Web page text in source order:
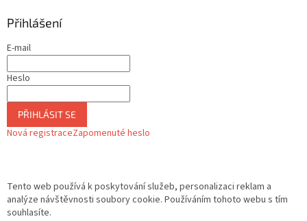
Přihlášení
E-mail
Heslo
PŘIHLÁSIT SE
Nová registraceZapomenuté heslo
Tento web používá k poskytování služeb, personalizaci reklam a
analýze návštěvnosti soubory cookie. Používáním tohoto webu s tím
souhlasíte.